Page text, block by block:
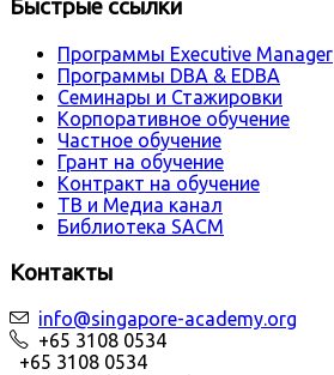
Быстрые ссылки
Программы Executive Manager
Программы DBA & EDBA
Семинары и Стажировки
Корпоративное обучение
Частное обучение
Грант на обучение
Контракт на обучение
ТВ и Медиа канал
Библиотека SACM
Контакты
info@singapore-academy.org
+65 3108 0534
+65 3108 0534